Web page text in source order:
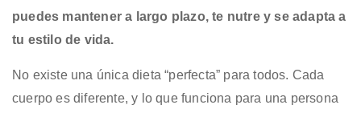
puedes mantener a largo plazo, te nutre y se adapta a
tu estilo de vida.
No existe una única dieta “perfecta” para todos. Cada
cuerpo es diferente, y lo que funciona para una persona